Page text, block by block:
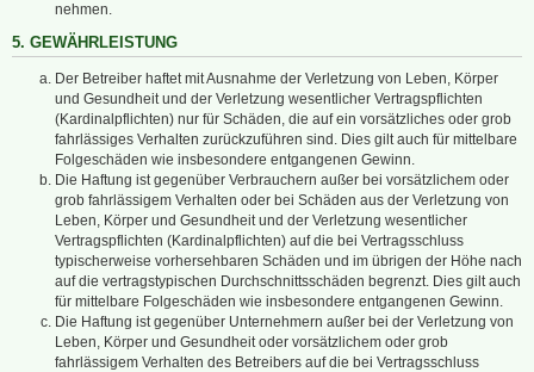
nehmen.
5. GEWÄHRLEISTUNG
Der Betreiber haftet mit Ausnahme der Verletzung von Leben, Körper
und Gesundheit und der Verletzung wesentlicher Vertragspflichten
(Kardinalpflichten) nur für Schäden, die auf ein vorsätzliches oder grob
fahrlässiges Verhalten zurückzuführen sind. Dies gilt auch für mittelbare
Folgeschäden wie insbesondere entgangenen Gewinn.
Die Haftung ist gegenüber Verbrauchern außer bei vorsätzlichem oder
grob fahrlässigem Verhalten oder bei Schäden aus der Verletzung von
Leben, Körper und Gesundheit und der Verletzung wesentlicher
Vertragspflichten (Kardinalpflichten) auf die bei Vertragsschluss
typischerweise vorhersehbaren Schäden und im übrigen der Höhe nach
auf die vertragstypischen Durchschnittsschäden begrenzt. Dies gilt auch
für mittelbare Folgeschäden wie insbesondere entgangenen Gewinn.
Die Haftung ist gegenüber Unternehmern außer bei der Verletzung von
Leben, Körper und Gesundheit oder vorsätzlichem oder grob
fahrlässigem Verhalten des Betreibers auf die bei Vertragsschluss